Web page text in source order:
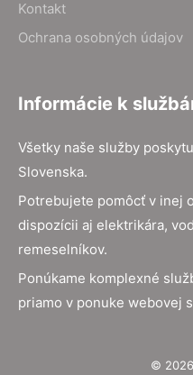
Kontakt
Ochrana osobných údajov
Informácie k
Všetky naše služby
Slovenska.
Potrebujete pomôcť v inej
dispozícii aj elektrikára,
remeselníkov.
Ponúkame komplexné
priamo v ponuke webovej
©